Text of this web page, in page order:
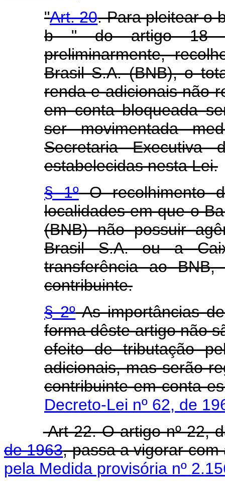
"Art. 20. Para pleitear o
b " do artigo 18 a
preliminarmente,
Brasil S.A. (BNB), o
renda e adicionais não
em conta bloqueada
ser movimentada
Secretaria Executiva
estabelecidas nesta Lei.
§ 1ºO recolhimento
localidades em que o
(BNB) não possuir
Brasil S.A. ou a
transferência ao
contribuinte.
§ 2ºAs importâncias
forma dêste artigo não
efeito de tributação
adicionais, mas serão
contribuinte em conta
Decreto-Lei nº 62, de
Art 22. O artigo nº 22,
de 1963, passa a vigorar
pela Medida provisória nº